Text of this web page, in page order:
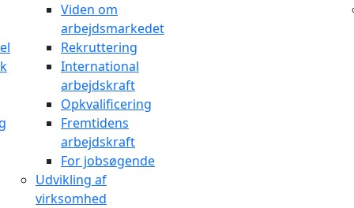
Viden om
arbejdsmarkedet
Rekruttering
International
arbejdskraft
Opkvalificering
Fremtidens
arbejdskraft
For jobsøgende
Udvikling af
virksomhed